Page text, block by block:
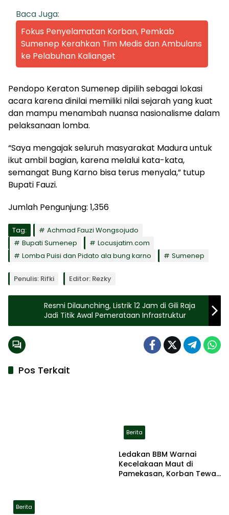
Baca Juga:
Fokus Penyelamatan Korban, Pemkab
Sumenep Kerahkan Tim Medis dan Ambulans
ke Pelabuhan Kalianget
Pendopo Keraton Sumenep dipilih sebagai lokasi
acara karena dinilai memiliki nilai sejarah yang kuat
dan mampu menambah nuansa nasionalisme dalam
pelaksanaan lomba.
“Saya mengajak seluruh masyarakat Madura untuk
ikut ambil bagian, karena melalui kata-kata,
semangat Bung Karno bisa terus menyala,” tutup
Bupati Fauzi.
Jumlah Pengunjung: 1,356
Tag:
Achmad Fauzi Wongsojudo
Bupati Sumenep
Locusjatim.com
Lomba Puisi dan Pidato ala bung karno
Sumenep
Penulis: Rifki Editor: Rezky
Resmi Dilaunching, Listrik 12 Jam di Gili Raja
Jadi Titik Awal Pemerataan Infrastruktur
Pos Terkait
Berita
Berita
Ledakan BBM Warnai
Kecelakaan Maut di
Pamekasan, Korban Tewas